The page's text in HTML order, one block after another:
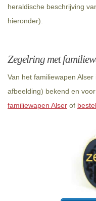
heraldische beschrijving
hieronder).
Zegelring met
Van het familiewapen
afbeelding) bekend en
familiewapen Alser of